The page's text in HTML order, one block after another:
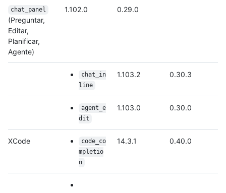
chat_panel
(Preguntar,
Editar,
Planificar,
Agente)
1.102.0 0.29.0
chat_in
line
1.103.2 0.30.3
agent_e
dit
1.103.0 0.30.0
XCode
code_co
mpletio
n
14.3.1 0.40.0